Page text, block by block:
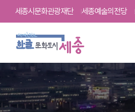
세종시문화관광재단 세종예술의전당